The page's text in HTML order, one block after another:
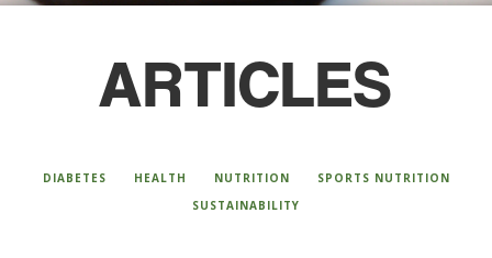
ARTICLES
DIABETES HEALTH NUTRITION
SPORTS NUTRITION
SUSTAINABILITY